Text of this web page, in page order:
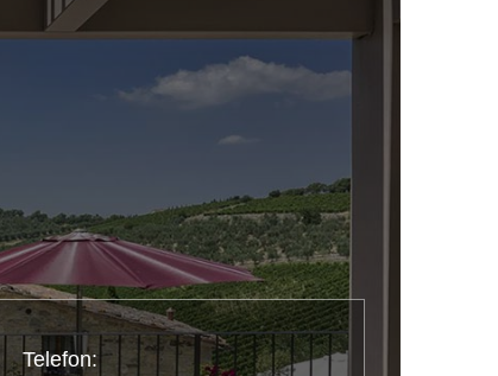
Telefon: